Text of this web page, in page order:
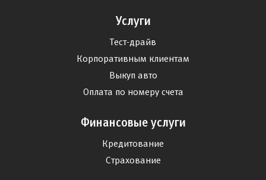
Услуги
Тест-драйв
Корпоративным клиентам
Выкуп авто
Оплата по номеру счета
Финансовые услуги
Кредитование
Страхование